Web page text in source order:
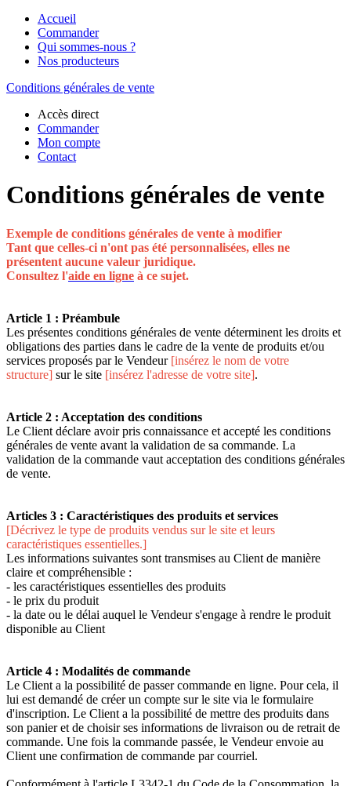
Accueil
Commander
Qui sommes-nous ?
Nos producteurs
Conditions générales de vente
Accès direct
Commander
Mon compte
Contact
Conditions générales de vente
Exemple de conditions générales de vente à modifier
Tant que celles-ci n'ont pas été personnalisées, elles ne
présentent aucune valeur juridique.
Consultez l'aide en ligne à ce sujet.
Article 1 : Préambule
Les présentes conditions générales de vente déterminent les droits et
obligations des parties dans le cadre de la vente de produits et/ou
services proposés par le Vendeur [insérez le nom de votre
structure] sur le site [insérez l'adresse de votre site].
Article 2 : Acceptation des conditions
Le Client déclare avoir pris connaissance et accepté les conditions
générales de vente avant la validation de sa commande. La
validation de la commande vaut acceptation des conditions générales
de vente.
Articles 3 : Caractéristiques des produits et services
[Décrivez le type de produits vendus sur le site et leurs
caractéristiques essentielles.]
Les informations suivantes sont transmises au Client de manière
claire et compréhensible :
- les caractéristiques essentielles des produits
- le prix du produit
- la date ou le délai auquel le Vendeur s'engage à rendre le produit
disponible au Client
Article 4 : Modalités de commande
Le Client a la possibilité de passer commande en ligne. Pour cela, il
lui est demandé de créer un compte sur le site via le formulaire
d'inscription. Le Client a la possibilité de mettre des produits dans
son panier et de choisir ses informations de livraison ou de retrait de
commande. Une fois la commande passée, le Vendeur envoie au
Client une confirmation de commande par courriel.